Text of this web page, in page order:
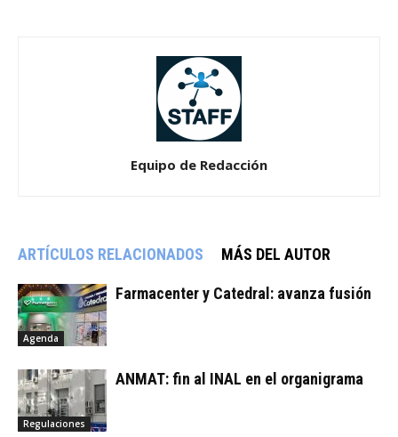
Equipo de Redacción
ARTÍCULOS RELACIONADOS MÁS DEL AUTOR
Agenda
Farmacenter y Catedral: avanza fusión
Regulaciones
ANMAT: fin al INAL en el organigrama